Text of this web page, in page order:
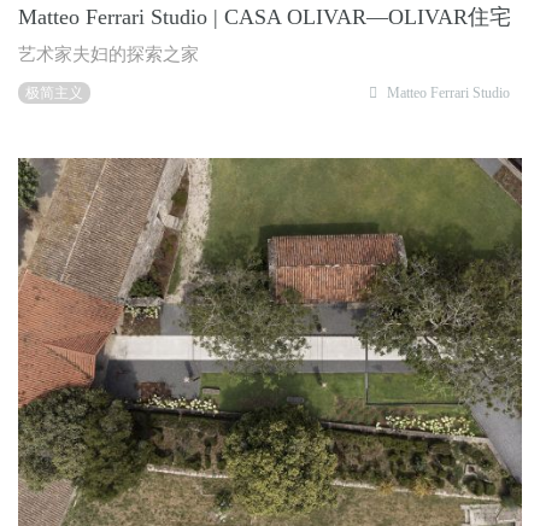
Matteo Ferrari Studio | CASA OLIVAR—OLIVAR住宅
艺术家夫妇的探索之家
极简主义 Matteo Ferrari Studio